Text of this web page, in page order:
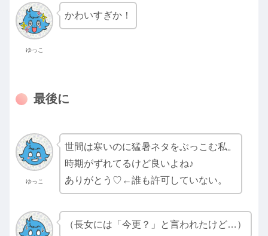
ゆっこ
かわいすぎか！
最後に
ゆっこ
世間は寒いのに猛暑ネタをぶっこむ私。
時期がずれてるけど良いよね♪
ありがとう♡←誰も許可していない。
（長女には「今更？」と言われたけど…）